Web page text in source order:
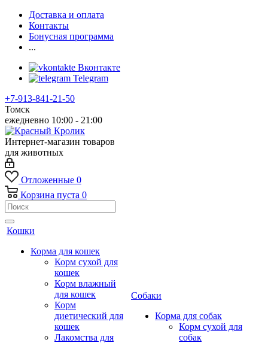
Доставка и оплата
Контакты
Бонусная программа
...
Вконтакте
Telegram
+7-913-841-21-50
Томск
ежедневно 10:00 - 21:00
Интернет-магазин товаров
для животных
Отложенные 0
Корзина пуста 0
Кошки
Корма для кошек
Корм сухой для
кошек
Корм влажный
для кошек
Корм
диетический для
кошек
Лакомства для
Собаки
Корма для собак
Корм сухой для
собак